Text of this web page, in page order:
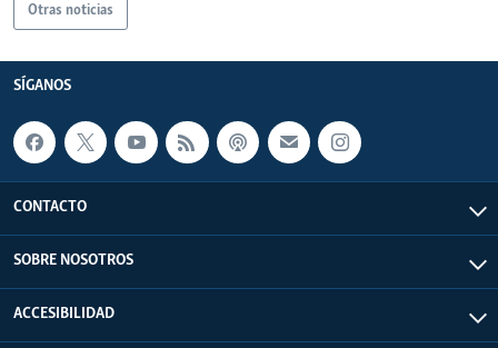
Otras noticias
SÍGANOS
CONTACTO
SOBRE NOSOTROS
ACCESIBILIDAD